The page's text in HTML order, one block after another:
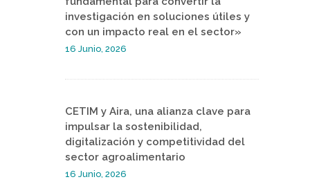
investigación en soluciones útiles y
con un impacto real en el sector»
16 Junio, 2026
CETIM y Aira, una alianza clave para
impulsar la sostenibilidad,
digitalización y competitividad del
sector agroalimentario
16 Junio, 2026